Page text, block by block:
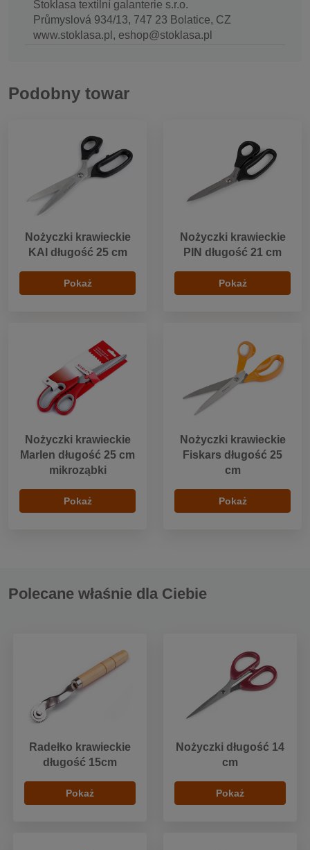
Stoklasa textilní galanterie s.r.o.
Průmyslová 934/13, 747 23 Bolatice, CZ
www.stoklasa.pl, eshop@stoklasa.pl
Podobny towar
Nożyczki krawieckie
KAI długość 25 cm
Pokaż
Nożyczki krawieckie
PIN długość 21 cm
Pokaż
Nożyczki krawieckie
Marlen długość 25 cm
mikroząbki
Pokaż
Nożyczki krawieckie
Fiskars długość 25
cm
Pokaż
Polecane właśnie dla Ciebie
Radełko krawieckie
długość 15cm
Pokaż
Nożyczki długość 14
cm
Pokaż